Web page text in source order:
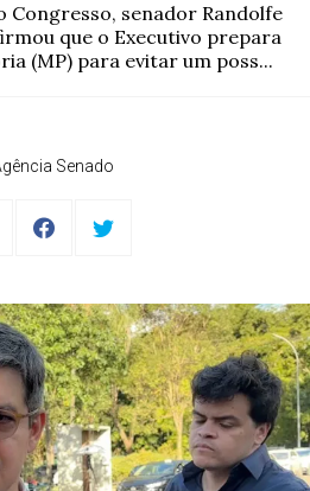
Congresso, senador Randolfe
que o Executivo prepara
(MP) para evitar um poss...
Senado